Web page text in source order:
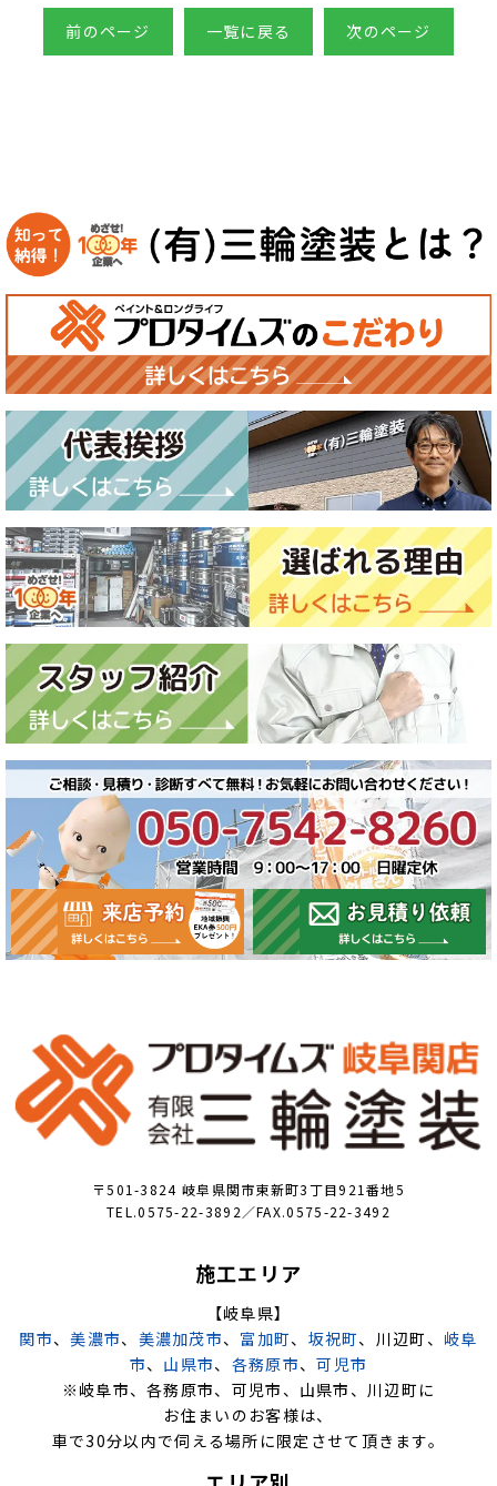
前のページ 一覧に戻る 次のページ
〒501-3824 岐阜県関市東新町3丁目921番地5
TEL.0575-22-3892／FAX.0575-22-3492
施工エリア
【岐阜県】
関市、美濃市、 美濃加茂市、 富加町、 坂祝町、川辺町、 岐阜
市、 山県市、 各務原市、可児市
※岐阜市、各務原市、可児市、山県市、川辺町に
お住まいのお客様は、
車で30分以内で伺える場所に限定させて頂きます。